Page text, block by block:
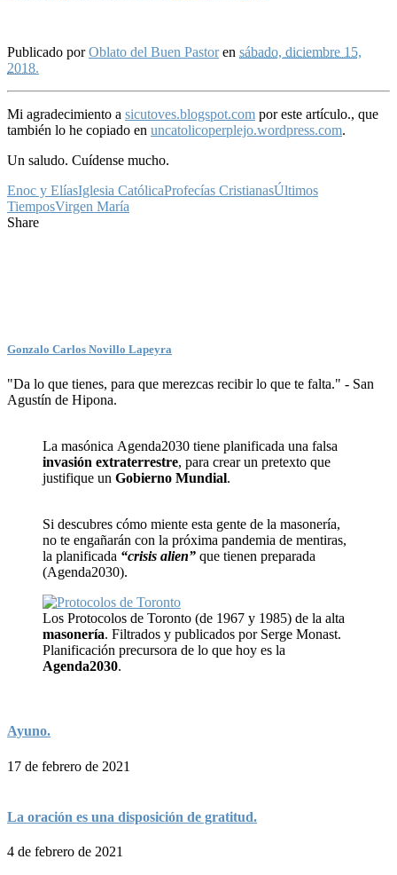
Publicado porOblato del Buen Pastoren sábado, diciembre 15,
2018.
Mi agradecimiento a sicutoves.blogspot.com por este artículo., que
también lo he copiado en uncatolicoperplejo.wordpress.com.
Un saludo. Cuídense mucho.
Enoc y ElíasIglesia CatólicaProfecías CristianasÚltimos
TiemposVirgen María
Share
Gonzalo Carlos Novillo Lapeyra
"Da lo que tienes, para que merezcas recibir lo que te falta." - San
Agustín de Hipona.
La masónica Agenda2030 tiene planificada una falsa
invasión extraterrestre, para crear un pretexto que
justifique un Gobierno Mundial.
Si descubres cómo miente esta gente de la masonería,
no te engañarán con la próxima pandemia de mentiras,
la planificada “crisis alien” que tienen preparada
(Agenda2030).
Los Protocolos de Toronto (de 1967 y 1985) de la alta
masonería. Filtrados y publicados por Serge Monast.
Planificación precursora de lo que hoy es la
Agenda2030.
Ayuno.
17 de febrero de 2021
La oración es una disposición de gratitud.
4 de febrero de 2021